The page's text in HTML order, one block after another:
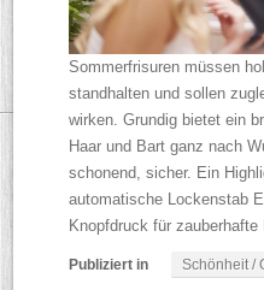
Sommerfrisuren müssen
standhalten und sollen
wirken. Grundig bietet ein
Haar und Bart ganz nach
schonend, sicher. Ein
automatische Lockenstab
Knopfdruck für
Publiziert in Schönheit /